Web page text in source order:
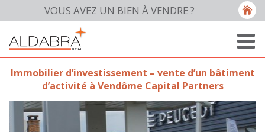
VOUS AVEZ UN BIEN À VENDRE ?
Immobilier d’investissement – vente d’un bâtiment
d’activité à Vendôme Capital Partners